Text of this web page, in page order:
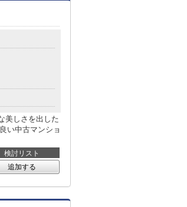
美しさを出した
い中古マンショ
検討リスト
追加する